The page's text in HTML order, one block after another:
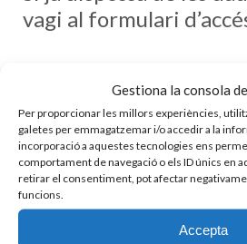
Gestiona la consola
Per proporcionar les millors experiències,
galetes per emmagatzemar i/o accedir a la
incorporació a aquestes tecnologies ens
comportament de navegació o els ID únics en
retirar el consentiment, pot afectar
funcions.
Accepta
vagi al formulari
GREMI DE COMERCIANTS
93 301 63 36 - 619 664 398
ace@gremielectrodomestics.cat